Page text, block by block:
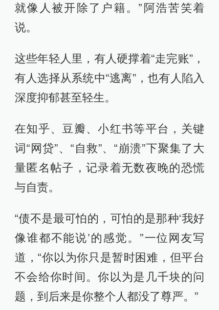
就像人被开除了户籍。”阿浩苦笑着
说。
这些年轻人里，有人硬撑着“走完账”，
有人选择从系统中“逃离”，也有人陷入
深度抑郁甚至轻生。
在知乎、豆瓣、小红书等平台，关键
词“网贷”、“自救”、“崩溃”下聚集了大
量匿名帖子，记录着无数夜晚的恐慌
与自责。
“债不是最可怕的，可怕的是那种‘我好
像谁都不能说’的感觉。”一位网友写
道，“你以为你只是暂时困难，但平台
不会给你时间。你以为是几千块的问
题，到后来是你整个人都没了尊严。”